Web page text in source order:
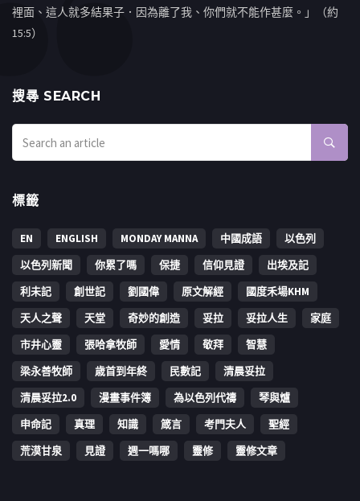
裡面、這人就多結果子．因為離了我、你們就不能作甚麼。」（約
15:5）
搜㝷 SEARCH
標籤
EN ENGLISH MONDAY MANNA 中國成語
以色列
以色列新聞
你累了嗎 保捷 信仰見證
出埃及記
利未記
創世記 劉國偉 原文解經
國度禾場KHM
天人之聲
天堂 奇妙的創造 妥拉 妥拉人生
家庭
市井心靈
張哈拿牧師 愛情 敬拜
智慧
梁永善牧師
歳首到年終 民數記
清晨妥拉
清晨妥拉2.0
漫畫事件簿 為以色列代禱
琴與爐
申命記
真理 知識 箴言 考門夫人
聖經
荒漠甘泉
見證 週一嗎哪 靈修 靈修文章